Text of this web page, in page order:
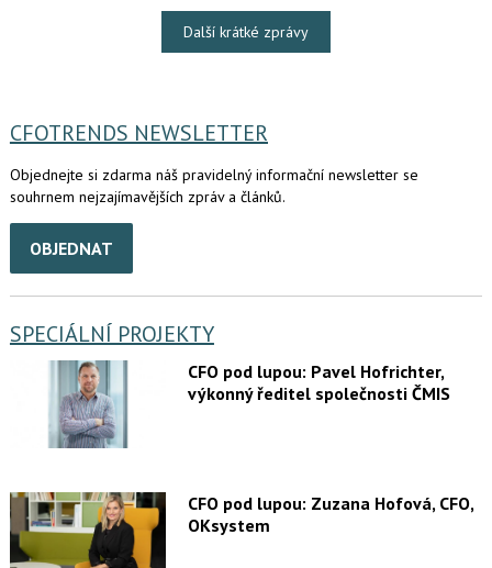
Další krátké zprávy
CFOTRENDS NEWSLETTER
Objednejte si zdarma náš pravidelný informační newsletter se
souhrnem nejzajímavějších zpráv a článků.
OBJEDNAT
SPECIÁLNÍ PROJEKTY
CFO pod lupou: Pavel Hofrichter,
výkonný ředitel společnosti ČMIS
CFO pod lupou: Zuzana Hofová, CFO,
OKsystem